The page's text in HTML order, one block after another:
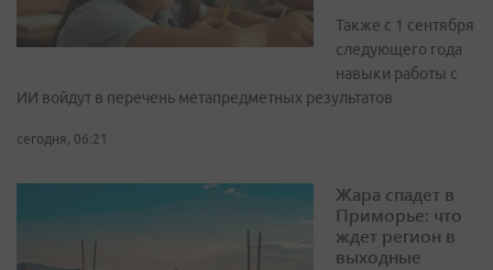
Также с 1 сентября
следующего года
навыки работы с
ИИ войдут в перечень метапредметных результатов
сегодня, 06:21
Жара спадет в
Приморье: что
ждет регион в
выходные